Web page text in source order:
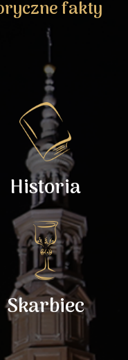
fakty
Historia
Skarbiec